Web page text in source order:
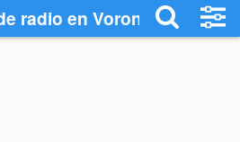
radio en Voronezh -